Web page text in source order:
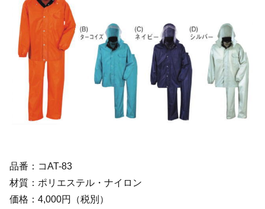
品番：コAT-83
材質：ポリエステル・ナイロン
価格：4,000円（税別）